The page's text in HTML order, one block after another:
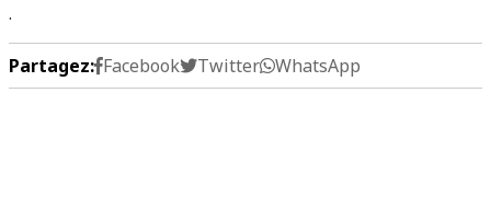
.
Partagez: Facebook Twitter WhatsApp